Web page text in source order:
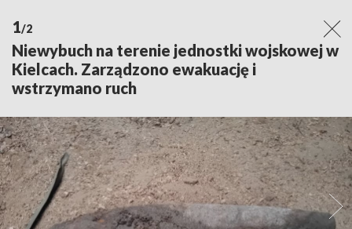
1/2
Niewybuch na terenie jednostki wojskowej w
Kielcach. Zarządzono ewakuację i
wstrzymano ruch